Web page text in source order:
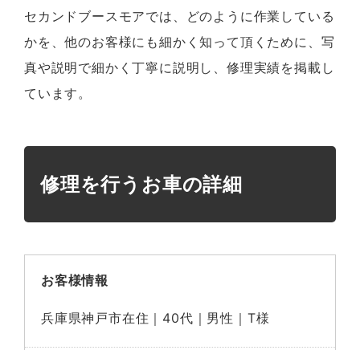
セカンドブースモアでは、どのように作業している
かを、他のお客様にも細かく知って頂くために、写
真や説明で細かく丁寧に説明し、修理実績を掲載し
ています。
修理を行うお車の詳細
お客様情報
兵庫県神戸市在住｜40代｜男性｜T様